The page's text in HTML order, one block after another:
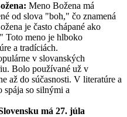
Meno Božena má
od slova "boh," čo znamená
je často chápané ako
Toto meno je hlboko
a tradíciách.
v slovanských
Bolo používané už v
až do súčasnosti. V literatúre a
spája so silnými a
má 27. júla